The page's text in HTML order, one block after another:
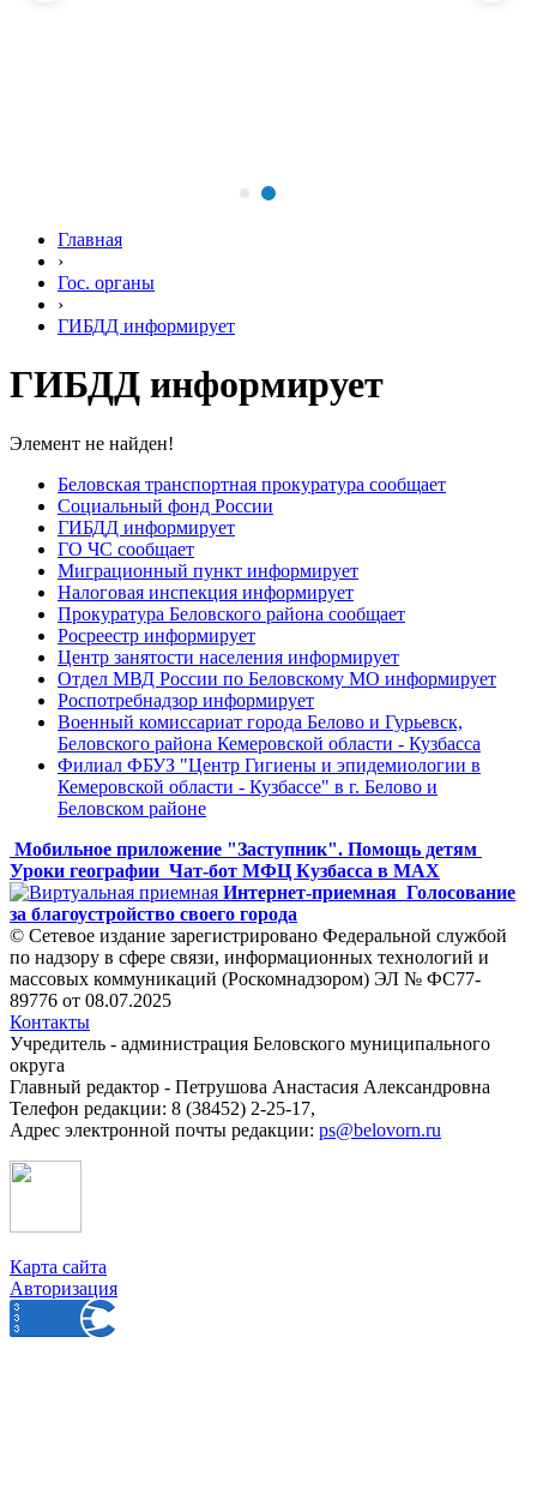
Главная
›
Гос. органы
›
ГИБДД информирует
ГИБДД информирует
Элемент не найден!
Беловская транспортная прокуратура сообщает
Социальный фонд России
ГИБДД информирует
ГО ЧС сообщает
Миграционный пункт информирует
Налоговая инспекция информирует
Прокуратура Беловского района сообщает
Росреестр информирует
Центр занятости населения информирует
Отдел МВД России по Беловскому МО информирует
Роспотребнадзор информирует
Военный комиссариат города Белово и Гурьевск,
Беловского района Кемеровской области - Кузбасса
Филиал ФБУЗ "Центр Гигиены и эпидемиологии в
Кемеровской области - Кузбассе" в г. Белово и
Беловском районе
Мобильное приложение "Заступник". Помощь детям
Уроки географии Чат-бот МФЦ Кузбасса в MAX
Интернет-приемная Голосование
за благоустройство своего города
© Сетевое издание зарегистрировано Федеральной службой
по надзору в сфере связи, информационных технологий и
массовых коммуникаций (Роскомнадзором) ЭЛ № ФС77-
89776 от 08.07.2025
Контакты
Учредитель - администрация Беловского муниципального
округа
Главный редактор - Петрушова Анастасия Александровна
Телефон редакции: 8 (38452) 2-25-17,
Адрес электронной почты редакции: ps@belovorn.ru
Карта сайта
Авторизация